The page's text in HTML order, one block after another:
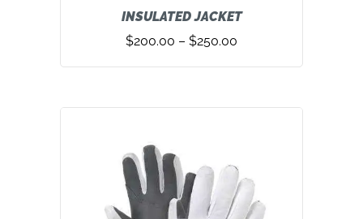
INSULATED JACKET
$200.00 – $250.00